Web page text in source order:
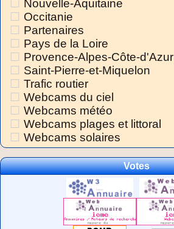
Nouvelle-Aquitaine
Occitanie
Partenaires
Pays de la Loire
Provence-Alpes-Côte-d'Azur
Saint-Pierre-et-Miquelon
Trafic routier
Webcams du ciel
Webcams météo
Webcams plages et littoral
Webcams solaires
Votes